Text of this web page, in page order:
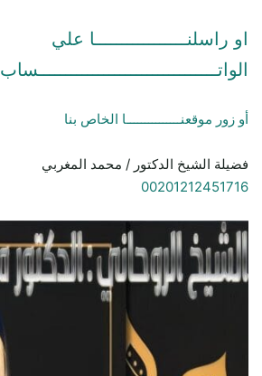
او راسلنـــــــــــــــــا علي
الواتـــــــــــــــــــــــــــــــــساب
أو زور موقعنـــــــــــــــا الخاص بنا
فضيلة الشيخ الدكتور / محمد المغربي
00201212451716